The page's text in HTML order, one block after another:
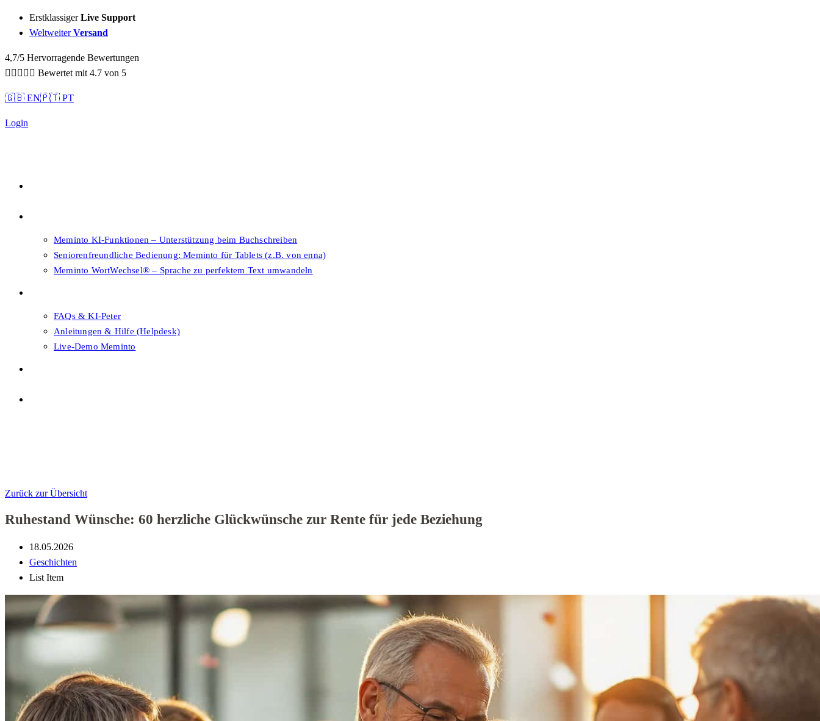
Sidebar-
Sidebar-
ErstklassigerLive Support
WeltweiterVersand
4,7/5 Hervorragende Bewertungen
     Bewertet mit 4.7 von 5
🇬🇧 EN🇵🇹 PT
Login
Meminto KI-Funktionen – Unterstützung beim Buchschreiben
Seniorenfreundliche Bedienung: Meminto für Tablets (z.B. von enna)
Meminto WortWechsel® – Sprache zu perfektem Text umwandeln
FAQs & KI-Peter
Anleitungen & Hilfe (Helpdesk)
Live-Demo Meminto
Zurück zur Übersicht
Ruhestand Wünsche: 60 herzliche Glückwünsche zur Rente für jede Beziehung
18.05.2026
Geschichten
List Item